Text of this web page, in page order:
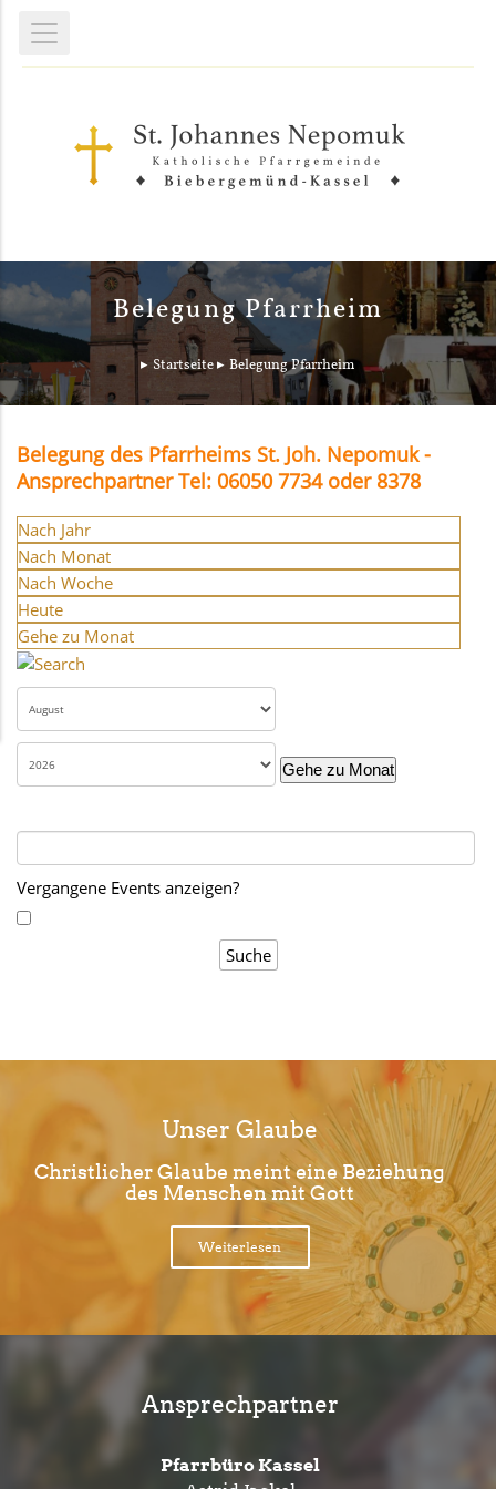
Belegung Pfarrheim
Startseite Belegung Pfarrheim
Belegung des Pfarrheims St. Joh. Nepomuk -
Ansprechpartner Tel: 06050 7734 oder 8378
Nach Jahr
Nach Monat
Nach Woche
Heute
Gehe zu Monat
Gehe zu Monat
Vergangene Events anzeigen?
Unser Glaube
Christlicher Glaube meint eine Beziehung
des Menschen mit Gott
Weiterlesen
Ansprechpartner
Pfarrbüro Kassel